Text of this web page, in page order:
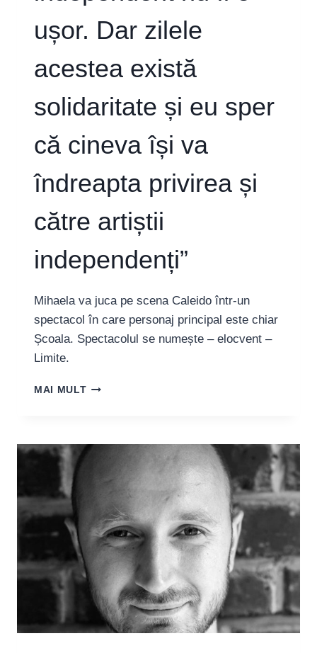
AFARĂ”
ușor. Dar zilele
acestea există
solidaritate și eu sper
că cineva își va
îndreapta privirea și
către artiștii
independenți”
Mihaela va juca pe scena Caleido într-un
spectacol în care personaj principal este chiar
Școala. Spectacolul se numește – elocvent –
Limite.
MAI MULTMIHAELA
INDEPENDENT
UȘOR.
DAR
ZILELE
ACESTEA
EXISTĂ
SOLIDARITATE
ȘI
EU
SPER